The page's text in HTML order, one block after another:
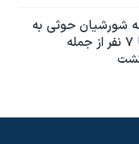
شورشیان حوثی به
شهر بندری مخا ۷ نفر از جمله